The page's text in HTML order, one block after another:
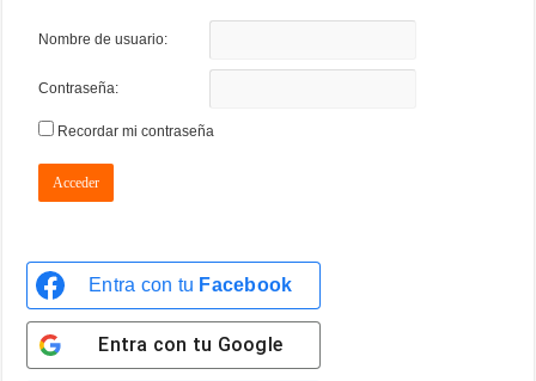
Nombre de usuario:
Contraseña:
Recordar mi contraseña
Acceder
Entra con tu Facebook
Entra con tu Google